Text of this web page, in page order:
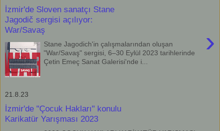
İzmir'de Sloven sanatçı Stane
Jagodič sergisi açılıyor:
War/Savaş
›
Stane Jagodich'in çalışmalarından oluşan
"War/Savaş" sergisi, 6–30 Eylül 2023 tarihlerinde
Çetin Emeç Sanat Galerisi'nde i...
21.8.23
İzmir'de "Çocuk Hakları" konulu
Karikatür Yarışması 2023